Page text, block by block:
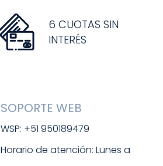
6 CUOTAS SIN
INTERÉS
SOPORTE WEB
WSP: +51 950189479
Horario de atención: Lunes a